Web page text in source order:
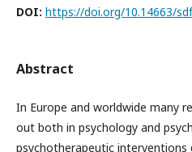
DOI: https://doi.org/10.14663/
Abstract
In Europe and worldwide many
out both in psychology and
psychotherapeutic interventions